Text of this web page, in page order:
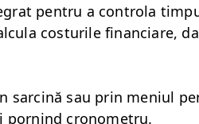
pen­tru a con­tro­la
cos­turile finan­cia­re,
sarcină sau prin meni­ul
pornind cronometru.